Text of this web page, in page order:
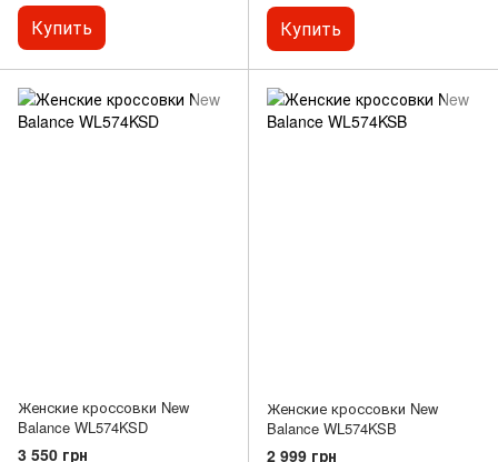
Купить Купить
Женские кроссовки New
Balance WL574KSD
3 550 грн
Женские кроссовки New
Balance WL574KSB
2 999 грн